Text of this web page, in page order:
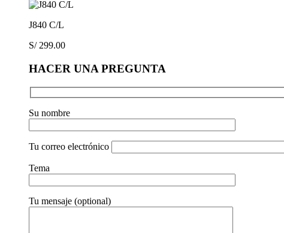
J840 C/L
S/299.00
HACER UNA PREGUNTA
Su nombre
Tu correo electrónico
Tema
Tu mensaje (optional)